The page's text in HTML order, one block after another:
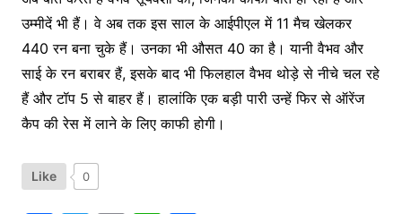
उम्मीदें भी हैं। वे अब तक इस साल के आईपीएल में 11 मैच खेलकर
440 रन बना चुके हैं। उनका भी औसत 40 का है। यानी वैभव और
साई के रन बराबर हैं, इस​के बाद भी फिलहाल वैभव थोड़े से नीचे चल रहे
हैं और टॉप 5 से बाहर हैं। हालांकि एक बड़ी पारी उन्हें फिर से ऑरेंज
कैप की रेस में लाने के लिए काफी होगी।
Like 0